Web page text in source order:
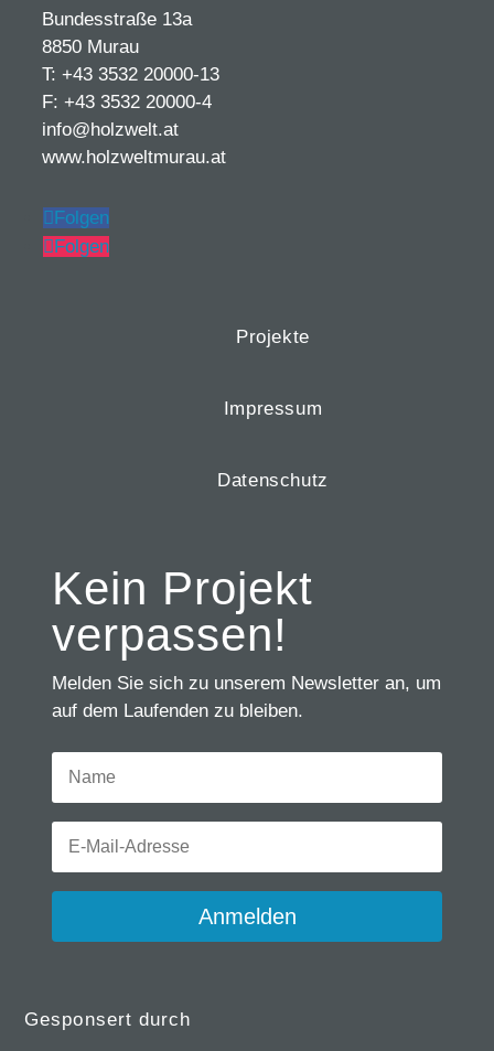
Bundesstraße 13a
8850 Murau
T: +43 3532 20000-13
F: +43 3532 20000-4
info@holzwelt.at
www.holzweltmurau.at
Folgen
Folgen
Projekte
Impressum
Datenschutz
Kein Projekt
verpassen!
Melden Sie sich zu unserem Newsletter an, um
auf dem Laufenden zu bleiben.
Anmelden
Gesponsert durch